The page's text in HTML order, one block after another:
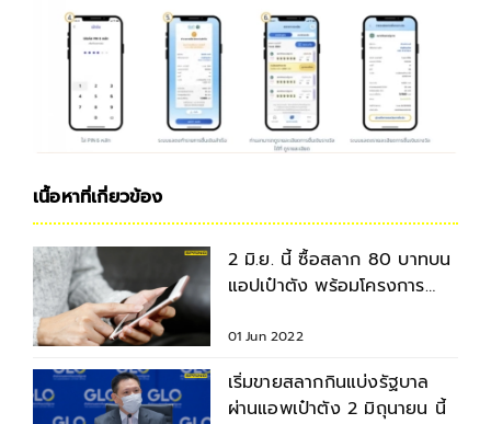
เนื้อหาที่เกี่ยวข้อง
2 มิ.ย. นี้ ซื้อสลาก 80 บาทบน
แอปเป๋าตัง พร้อมโครงการ
01 Jun 2022
เริ่มขายสลากกินแบ่งรัฐบาล
ผ่านแอพเป๋าตัง 2 มิถุนายน นี้